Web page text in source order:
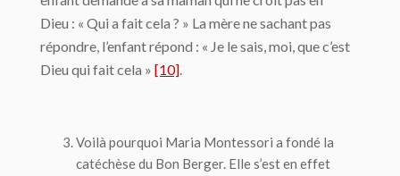
Dieu : « Qui a fait cela ? » La mère ne sachant pas
répondre, l’enfant répond : « Je le sais, moi, que c’est
Dieu qui fait cela » [10].
Voilà pourquoi Maria Montessori a fondé la
catéchèse du Bon Berger. Elle s’est en effet